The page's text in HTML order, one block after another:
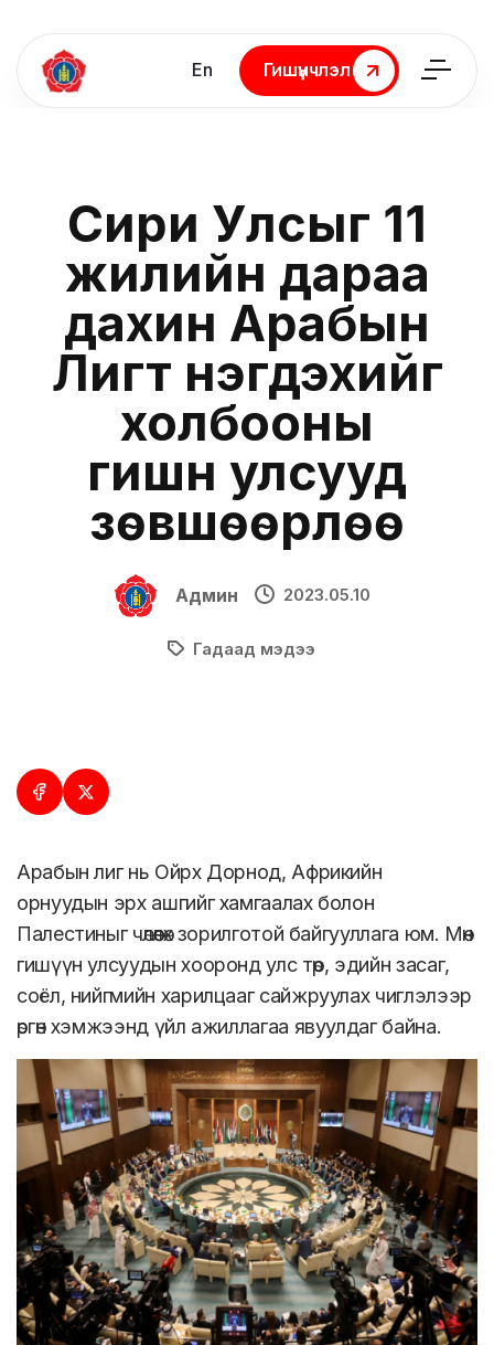
En
Гишүүнчлэл
Гишүүнчлэл
Сири Улсыг 11
жилийн дараа
дахин Арабын
Лигт нэгдэхийг
холбооны
гишүүн улсууд
зөвшөөрлөө
Админ 2023.05.10
Гадаад мэдээ
Арабын лиг нь Ойрх Дорнод, Африкийн
орнуудын эрх ашгийг хамгаалах болон
Палестиныг чөлөөлөх зорилготой байгууллага юм. Мөн
гишүүн улсуудын хооронд улс төр, эдийн засаг,
соёл, нийгмийн харилцааг сайжруулах чиглэлээр
өргөн хэмжээнд үйл ажиллагаа явуулдаг байна.